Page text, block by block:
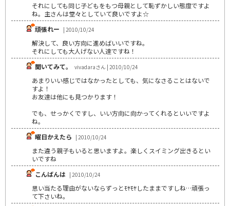
それにしても同じ子どもをもつ母親として恥ずかしい態度ですよ
ね。主さんは堂々としていて良いですよ☆
頑張れー | 2010/10/24
解決して、良い方向に進めばいいですね。
それにしても大人げない人達ですね！
聞いてみて。
vivadaraさん | 2010/10/24
あまりいい感じではなかったとしても、気になさることはないで
すよ！
お友達は他にも見つかります！
でも、せっかくですし、いい方向に向かってくれるといいですよ
ね。
曜日かえたら | 2010/10/24
また違う親子もいると思いますよ。楽しくスイミング出きるとい
いですね
こんばんは | 2010/10/24
思い当たる理由がないならずっとﾓﾔﾓﾔしたままですしね…頑張っ
て下さいね。